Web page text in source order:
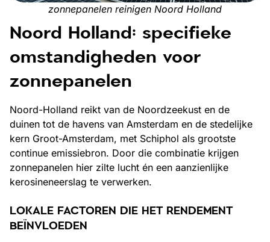
Noord Holland: specifieke
omstandigheden voor
zonnepanelen
Noord-Holland reikt van de Noordzeekust en de
duinen tot de havens van Amsterdam en de stedelijke
kern Groot-Amsterdam, met Schiphol als grootste
continue emissiebron. Door die combinatie krijgen
zonnepanelen hier zilte lucht én een aanzienlijke
kerosineneerslag te verwerken.
LOKALE FACTOREN DIE HET RENDEMENT
BEÏNVLOEDEN
zonnepanelen reinigen Noord Holland